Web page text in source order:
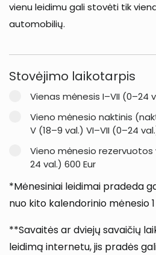
vienu leidimu gali stovėti tik
automobilių.
Stovėjimo laikotarpis
Vienas mėnesis I–VII (0–24
Vieno mėnesio naktinis
V (18–9 val.) VI–VII (0–24
Vieno mėnesio rezervuotos
24 val.) 600 Eur
*Mėnesiniai leidimai pradeda
nuo kito kalendorinio mėnesio
**Savaitės ar dviejų savaičių
leidimą internetu, jis pradės